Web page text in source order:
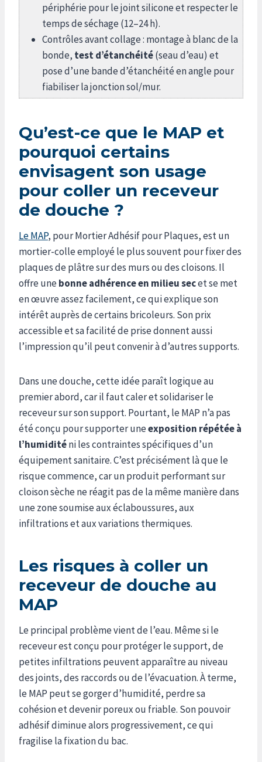
périphérie pour le joint silicone et respecter le
temps de séchage (12–24 h).
Contrôles avant collage : montage à blanc de la
bonde, test d’étanchéité(seau d’eau) et
pose d’une bande d’étanchéité en angle pour
fiabiliser la jonction sol/mur.
Qu’est-ce que le MAP et
pourquoi certains
envisagent son usage
pour coller un receveur
de douche ?
Le MAP, pour Mortier Adhésif pour Plaques, est un
mortier-colle employé le plus souvent pour fixer des
plaques de plâtre sur des murs ou des cloisons. Il
offre unebonne adhérence en milieu secet se met
en œuvre assez facilement, ce qui explique son
intérêt auprès de certains bricoleurs. Son prix
accessible et sa facilité de prise donnent aussi
l’impression qu’il peut convenir à d’autres supports.
Dans une douche, cette idée paraît logique au
premier abord, car il faut caler et solidariser le
receveur sur son support. Pourtant, le MAP n’a pas
été conçu pour supporter uneexposition répétée à
l’humiditéni les contraintes spécifiques d’un
équipement sanitaire. C’est précisément là que le
risque commence, car un produit performant sur
cloison sèche ne réagit pas de la même manière dans
une zone soumise aux éclaboussures, aux
infiltrations et aux variations thermiques.
Les risques à coller un
receveur de douche au
MAP
Le principal problème vient de l’eau. Même si le
receveur est conçu pour protéger le support, de
petites infiltrations peuvent apparaître au niveau
des joints, des raccords ou de l’évacuation. À terme,
le MAP peut se gorger d’humidité, perdre sa
cohésion et devenir poreux ou friable. Son pouvoir
adhésif diminue alors progressivement, ce qui
fragilise la fixation du bac.